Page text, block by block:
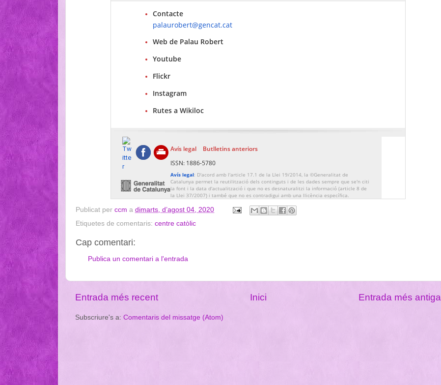
Contacte
palaurobert@gencat.cat
Web de Palau Robert
Youtube
Flickr
Instagram
Rutes a Wikiloc
Avís legal
Butlletins anteriors
ISSN: 1886-5780
Avís legal: D'acord amb l'article 17.1 de la Llei 19/2014, la ©Generalitat de
Catalunya permet la reutilització dels continguts i de les dades sempre que se'n citi
la font i la data d'actualització i que no es desnaturalitzi la informació (article 8 de
la Llei 37/2007) i també que no es contradigui amb una llicència específica.
Publicat per ccm a dimarts, d’agost 04, 2020
Etiquetes de comentaris: centre catòlic
Cap comentari:
Publica un comentari a l'entrada
Entrada més recent Entrada més antiga
Inici
Subscriure's a: Comentaris del missatge (Atom)